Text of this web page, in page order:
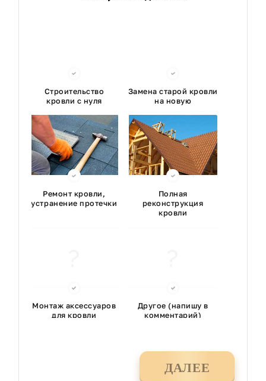
Строительство
кровли с нуля
Замена старой кровли
на новую
Ремонт кровли,
устранение протечки
Полная
реконструкция
кровли
Монтаж аксессуаров
для кровли
Другое (напишу в
комментарий)
ДАЛЕЕ